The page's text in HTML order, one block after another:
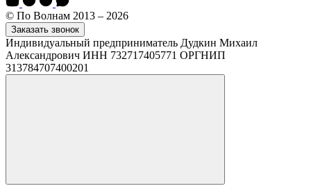
© По Волнам 2013 – 2026
Заказать звонок
Индивидуальный предприниматель Дудкин Михаил
Александрович ИНН 732717405771 ОРГНИП
313784707400201